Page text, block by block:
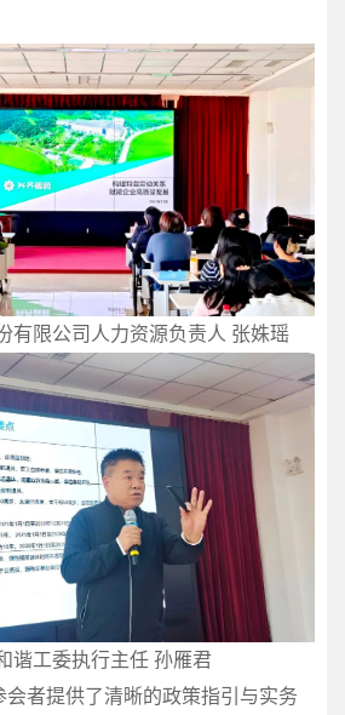
有限公司人力资源负责人 张姝瑶
谐工委执行主任 孙雁君
会者提供了清晰的政策指引与实务